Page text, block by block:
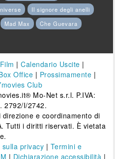
Il signore degli anelli
Mad Max
Che Guevara
Film |Calendario Uscite |
Office | Prossimamente |
Club
Mo-Net s.r.l. P.IVA:
2792/I/2742.
e coordinamento di
Tutti i diritti riservati. È vietata
sulla privacy | Termini e
| Dichiarazione accessibilità |